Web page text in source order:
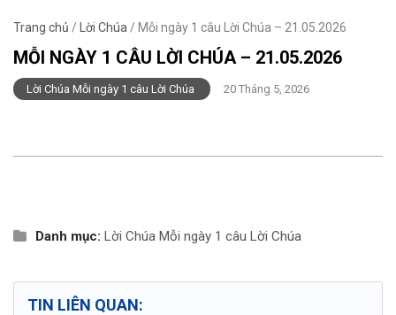
Trang chủ / Lời Chúa / Mỗi ngày 1 câu Lời Chúa – 21.05.2026
MỖI NGÀY 1 CÂU LỜI CHÚA – 21.05.2026
Lời Chúa Mỗi ngày 1 câu Lời Chúa 20 Tháng 5, 2026
Danh mục: Lời Chúa Mỗi ngày 1 câu Lời Chúa
TIN LIÊN QUAN: